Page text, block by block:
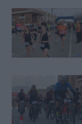
to
verify
that
you